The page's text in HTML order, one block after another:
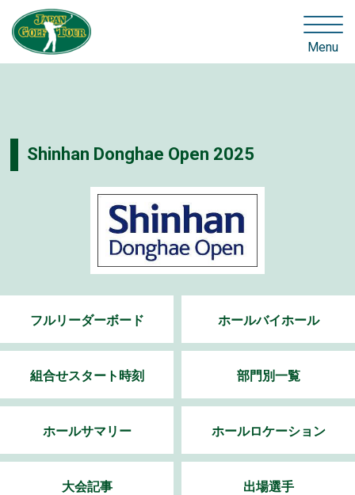
Menu
Shinhan Donghae Open 2025
フルリーダーボード ホールバイホール
組合せスタート時刻 部門別一覧
ホールサマリー ホールロケーション
大会記事 出場選手